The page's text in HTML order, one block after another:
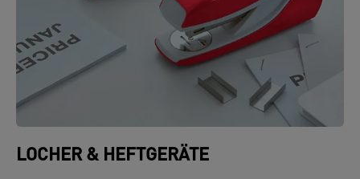
LOCHER & HEFTGERÄTE